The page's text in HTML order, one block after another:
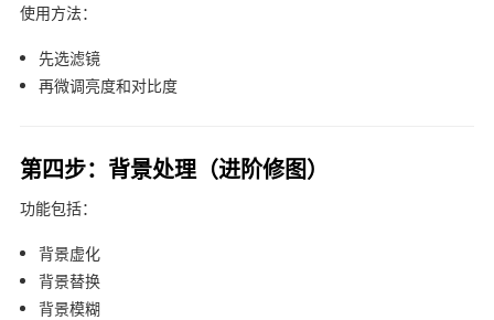
使用方法：
先选滤镜
再微调亮度和对比度
第四步：背景处理（进阶修图）
功能包括：
背景虚化
背景替换
背景模糊